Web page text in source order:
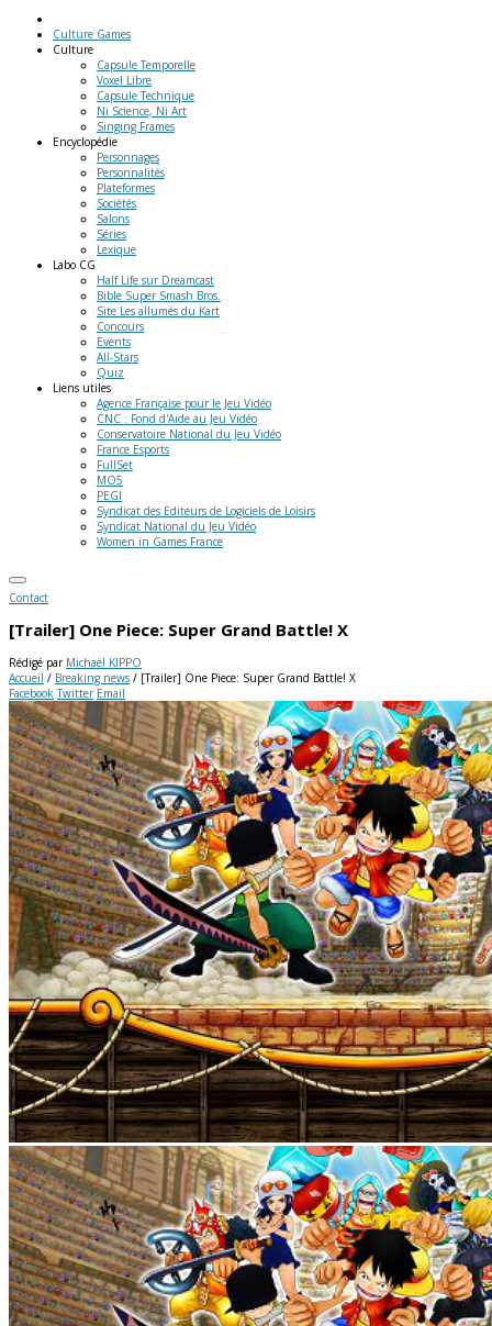
Culture Games
Culture
Capsule Temporelle
Voxel Libre
Capsule Technique
Ni Science, Ni Art
Singing Frames
Encyclopédie
Personnages
Personnalités
Plateformes
Sociétés
Salons
Séries
Lexique
Labo CG
Half Life sur Dreamcast
Bible Super Smash Bros.
Site Les allumés du Kart
Concours
Events
All-Stars
Quiz
Liens utiles
Agence Française pour le Jeu Vidéo
CNC : Fond d'Aide au Jeu Vidéo
Conservatoire National du Jeu Vidéo
France Esports
FullSet
MO5
PEGI
Syndicat des Editeurs de Logiciels de Loisirs
Syndicat National du Jeu Vidéo
Women in Games France
Contact
[Trailer] One Piece: Super Grand Battle! X
Rédigé par Michaël KIPPO
Accueil / Breaking news / [Trailer] One Piece: Super Grand Battle! X
Facebook Twitter Email